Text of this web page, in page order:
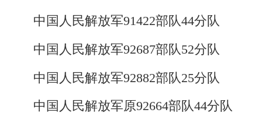
中国人民解放军91422部队44分队
中国人民解放军92687部队52分队
中国人民解放军92882部队25分队
中国人民解放军原92664部队44分队